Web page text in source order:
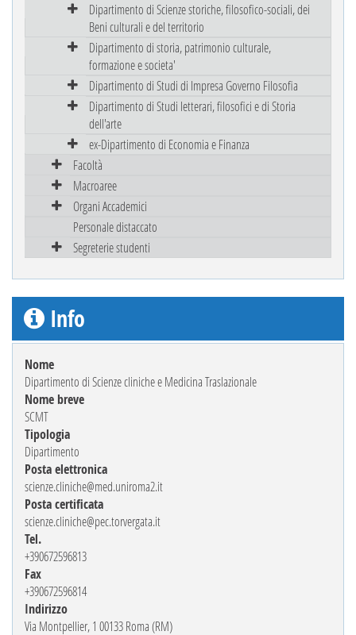
Dipartimento di Scienze storiche, filosofico-sociali, dei
Beni culturali e del territorio
Dipartimento di storia, patrimonio culturale,
formazione e societa'
Dipartimento di Studi di Impresa Governo Filosofia
Dipartimento di Studi letterari, filosofici e di Storia
dell'arte
ex-Dipartimento di Economia e Finanza
Facoltà
Macroaree
Organi Accademici
Personale distaccato
Segreterie studenti
Info
Nome
Dipartimento di Scienze cliniche e Medicina Traslazionale
Nome breve
SCMT
Tipologia
Dipartimento
Posta elettronica
scienze.cliniche@med.uniroma2.it
Posta certificata
scienze.cliniche@pec.torvergata.it
Tel.
+390672596813
Fax
+390672596814
Indirizzo
Via Montpellier, 1 00133 Roma (RM)